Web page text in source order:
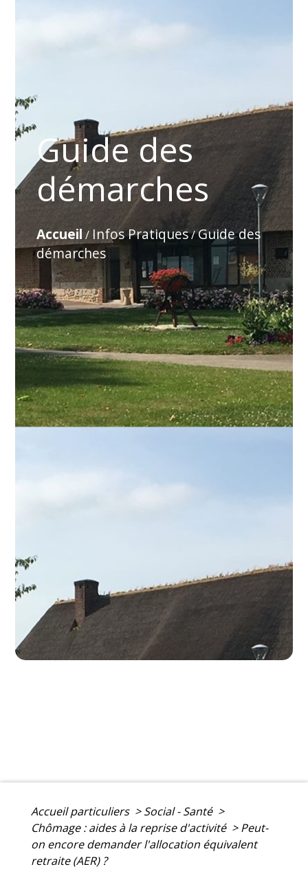
Guide des
démarches
Accueil / Infos Pratiques/Guide des
démarches
Accueil particuliers > Social - Santé >
Chômage : aides à la reprise d'activité > Peut-
on encore demander l'allocation équivalent
retraite (AER) ?